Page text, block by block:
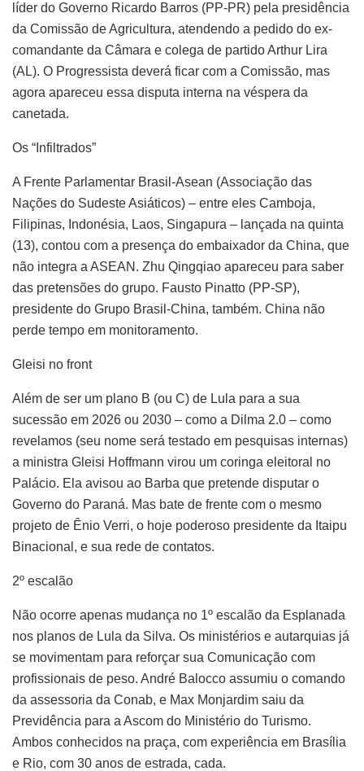
líder do Governo Ricardo Barros (PP-PR) pela presidência
da Comissão de Agricultura, atendendo a pedido do ex-
comandante da Câmara e colega de partido Arthur Lira
(AL). O Progressista deverá ficar com a Comissão, mas
agora apareceu essa disputa interna na véspera da
canetada.
Os “Infiltrados”
A Frente Parlamentar Brasil-Asean (Associação das
Nações do Sudeste Asiáticos) – entre eles Camboja,
Filipinas, Indonésia, Laos, Singapura – lançada na quinta
(13), contou com a presença do embaixador da China, que
não integra a ASEAN. Zhu Qingqiao apareceu para saber
das pretensões do grupo. Fausto Pinatto (PP-SP),
presidente do Grupo Brasil-China, também. China não
perde tempo em monitoramento.
Gleisi no front
Além de ser um plano B (ou C) de Lula para a sua
sucessão em 2026 ou 2030 – como a Dilma 2.0 – como
revelamos (seu nome será testado em pesquisas internas)
a ministra Gleisi Hoffmann virou um coringa eleitoral no
Palácio. Ela avisou ao Barba que pretende disputar o
Governo do Paraná. Mas bate de frente com o mesmo
projeto de Ênio Verri, o hoje poderoso presidente da Itaipu
Binacional, e sua rede de contatos.
2º escalão
Não ocorre apenas mudança no 1º escalão da Esplanada
nos planos de Lula da Silva. Os ministérios e autarquias já
se movimentam para reforçar sua Comunicação com
profissionais de peso. André Balocco assumiu o comando
da assessoria da Conab, e Max Monjardim saiu da
Previdência para a Ascom do Ministério do Turismo.
Ambos conhecidos na praça, com experiência em Brasília
e Rio, com 30 anos de estrada, cada.